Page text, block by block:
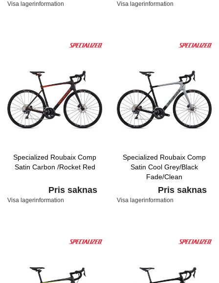
Visa lagerinformation Visa lagerinformation
Specialized Roubaix Comp
Satin Carbon /Rocket Red
Pris saknas
Visa lagerinformation
Specialized Roubaix Comp
Satin Cool Grey/Black
Fade/Clean
Pris saknas
Visa lagerinformation